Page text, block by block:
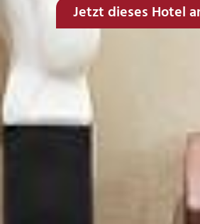
Jetzt dieses Hotel